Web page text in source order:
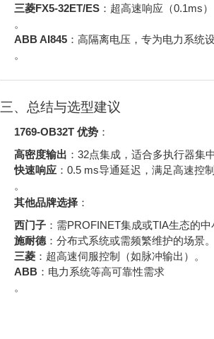
三菱FX5-32ET/ES ：超高速响应（0.1ms
。
ABB AI845 ：高隔离电压，专为电力系统
。
三、总结与选型建议
1769-OB32T 优势 ：
高密度输出 ：32点集成，适合多执行器集
快速响应 ：0.5 ms导通延迟，满足高速控
。
其他品牌选择 ：
西门子 ：需PROFINET集成或TIA生态的中
施耐德 ：分布式系统或需频繁维护的场景。
三菱 ：超高速伺服控制（如脉冲输出）。
ABB ：电力系统等高可靠性需求
。